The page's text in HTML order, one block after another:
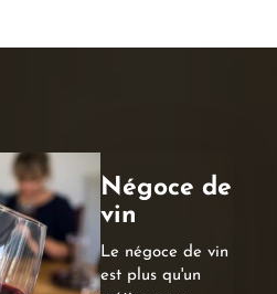
Négoce de
vin
Le négoce de vin
est plus qu'un